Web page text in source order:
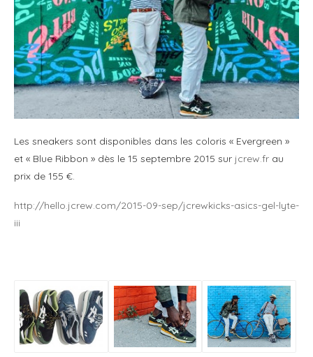
Les sneakers sont disponibles dans les coloris « Evergreen »
et « Blue Ribbon » dès le 15 septembre 2015 sur jcrew.fr au
prix de 155 €.
http://hello.jcrew.com/2015-09-sep/jcrewkicks-asics-gel-lyte-
iii